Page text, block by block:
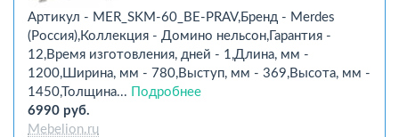
Артикул - MER_SKM-60_BE-PRAV,Бренд - Merdes
(Россия),Коллекция - Домино нельсон,Гарантия -
12,Время изготовления, дней - 1,Длина, мм -
1200,Ширина, мм - 780,Выступ, мм - 369,Высота, мм -
1450,Толщина...
Подробнее
6990 руб.
Mebelion.ru